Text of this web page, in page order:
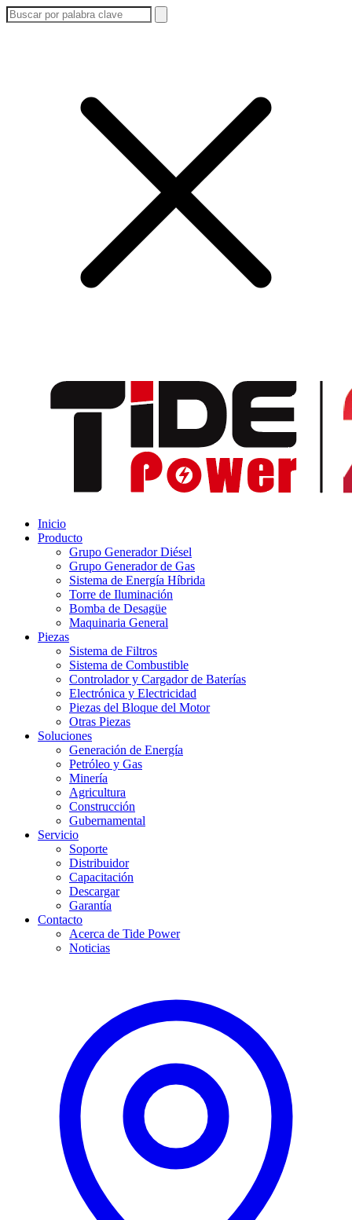
Inicio
Producto
Grupo Generador Diésel
Grupo Generador de Gas
Sistema de Energía Híbrida
Torre de Iluminación
Bomba de Desagüe
Maquinaria General
Piezas
Sistema de Filtros
Sistema de Combustible
Controlador y Cargador de Baterías
Electrónica y Electricidad
Piezas del Bloque del Motor
Otras Piezas
Soluciones
Generación de Energía
Petróleo y Gas
Minería
Agricultura
Construcción
Gubernamental
Servicio
Soporte
Distribuidor
Capacitación
Descargar
Garantía
Contacto
Acerca de Tide Power
Noticias